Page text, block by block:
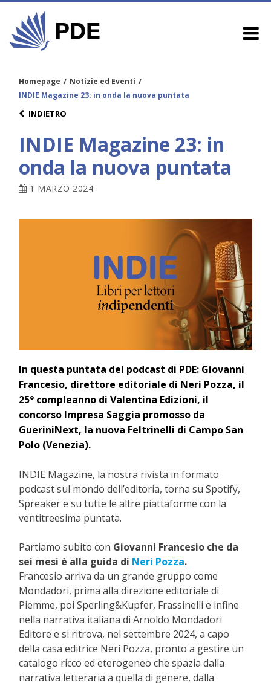
Homepage / Notizie ed Eventi /
INDIE Magazine 23: in onda la nuova puntata
INDIETRO
INDIE Magazine 23: in
onda la nuova puntata
1 MARZO 2024
In questa puntata del podcast di PDE: Giovanni
Francesio, direttore editoriale di Neri Pozza, il
25° compleanno di Valentina Edizioni, il
concorso Impresa Saggia promosso da
GueriniNext, la nuova Feltrinelli di Campo San
Polo (Venezia).
INDIE Magazine, la nostra rivista in formato
podcast sul mondo dell’editoria, torna su Spotify,
Spreaker e su tutte le altre piattaforme con la
ventitreesima puntata.
Partiamo subito con Giovanni Francesio che da
sei mesi è alla guida di Neri Pozza.
Francesio arriva da un grande gruppo come
Mondadori, prima alla direzione editoriale di
Piemme, poi Sperling&Kupfer, Frassinelli e infine
nella narrativa italiana di Arnoldo Mondadori
Editore e si ritrova, nel settembre 2024, a capo
della casa editrice Neri Pozza, pronto a gestire un
catalogo ricco ed eterogeneo che spazia dalla
narrativa letteraria a quella di genere, dalla